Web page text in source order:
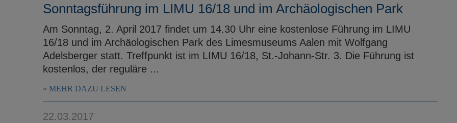
Sonntagsführung im LIMU 16/18 und im Archäologischen Park
Am Sonntag, 2. April 2017 findet um 14.30 Uhr eine kostenlose Führung im LIMU
16/18 und im Archäologischen Park des Limesmuseums Aalen mit Wolfgang
Adelsberger statt. Treffpunkt ist im LIMU 16/18, St.-Johann-Str. 3. Die Führung ist
kostenlos, der reguläre ...
MEHR DAZU LESEN
22.03.2017